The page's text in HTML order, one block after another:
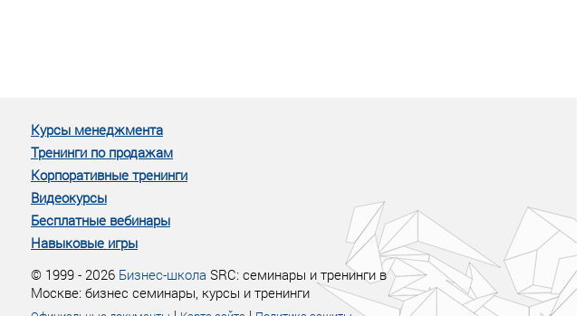
Курсы менеджмента
Тренинги по продажам
Корпоративные тренинги
Видеокурсы
Бесплатные вебинары
Навыковые игры
© 1999 - 2026 Бизнес-школа SRC: семинары и тренинги в
Москве: бизнес семинары, курсы и тренинги